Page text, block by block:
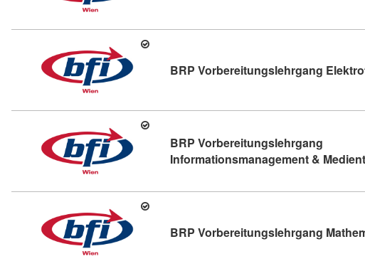
BRP Vorbereitungslehrgang
BRP Vorbereitungslehrgang
Informationsmanagement &
BRP Vorbereitungslehrgang